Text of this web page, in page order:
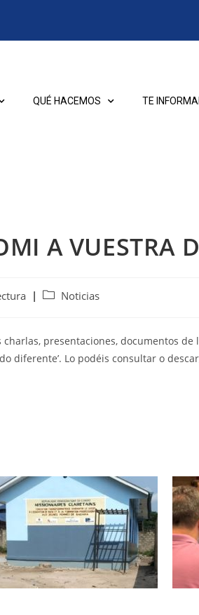
QUÉ HACEMOS TE
A VUESTRA
Noticias
presentaciones, documentos de
diferente’. Lo podéis consultar o